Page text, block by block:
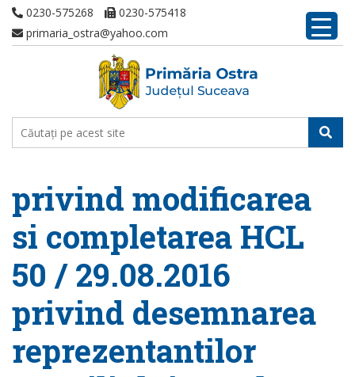
0230-575268
0230-575418
primaria_ostra@yahoo.com
privind modificarea
si completarea HCL
50 / 29.08.2016
privind desemnarea
reprezentantilor